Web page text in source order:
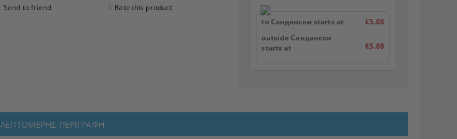
Send to friend Rate this product
to Сандански starts at
€5.08
outside Сандански
starts at
€5.08
ΛΕΠΤΟΜΕΡΉΣ ΠΕΡΙΓΡΑΦΉ